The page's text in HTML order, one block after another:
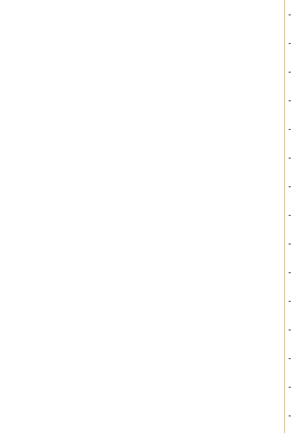
·
·
·
·
·
·
·
·
·
·
·
·
·
·
·